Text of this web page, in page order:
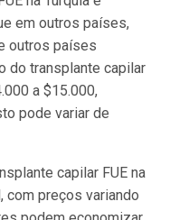
em outros países,
outros países
do transplante capilar
a $15.000,
pode variar de
capilar FUE na
com preços variando